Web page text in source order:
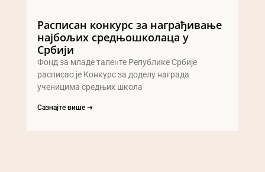
Расписан конкурс за награђивање
најбољих средњошколаца у
Србији
Фонд за младе таленте Републике Србије
расписао је Конкурс за доделу награда
ученицима средњих школа
Сазнајте више ➔